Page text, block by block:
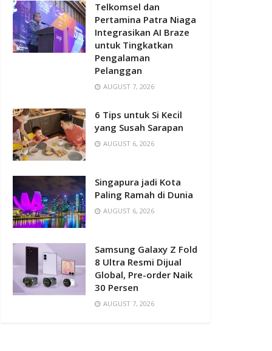
Telkomsel dan
Pertamina Patra Niaga
Integrasikan AI Braze
untuk Tingkatkan
Pengalaman
Pelanggan
AUGUST 7, 2026
6 Tips untuk Si Kecil
yang Susah Sarapan
AUGUST 6, 2026
Singapura jadi Kota
Paling Ramah di Dunia
AUGUST 6, 2026
Samsung Galaxy Z Fold
8 Ultra Resmi Dijual
Global, Pre-order Naik
30 Persen
AUGUST 7, 2026